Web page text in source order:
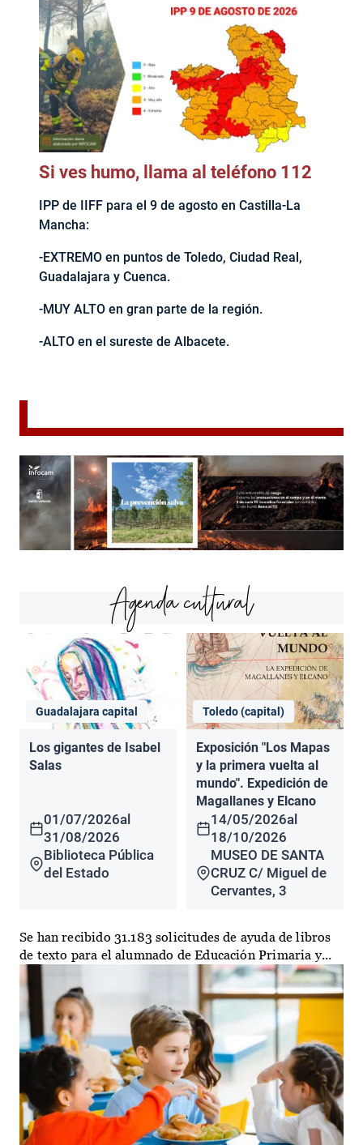
Si ves humo, llama al teléfono 112
IPP de IIFF para el 9 de agosto en Castilla-La
Mancha:
-EXTREMO en puntos de Toledo, Ciudad Real,
Guadalajara y Cuenca.
-MUY ALTO en gran parte de la región.
-ALTO en el sureste de Albacete.
Agenda cultural
Guadalajara capital
Los gigantes de Isabel
Salas
01/07/2026al
31/08/2026
Biblioteca Pública
del Estado
Toledo (capital)
Exposición "Los Mapas
y la primera vuelta al
mundo". Expedición de
Magallanes y Elcano
14/05/2026al
18/10/2026
MUSEO DE SANTA
CRUZ C/ Miguel de
Cervantes, 3
Se han recibido 31.183 solicitudes de ayuda de libros
de texto para el alumnado de Educación Primaria y...